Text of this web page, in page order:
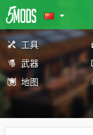
工具
武器
地图